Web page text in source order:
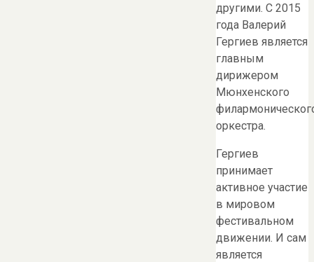
другими. С 2015
года Валерий
Гергиев является
главным
дирижером
Мюнхенского
оркестра.
Гергиев
принимает
активное участие
в мировом
фестивальном
движении. И сам
является